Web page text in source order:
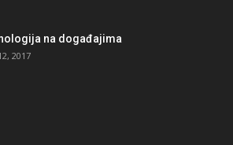
na događajima
2017